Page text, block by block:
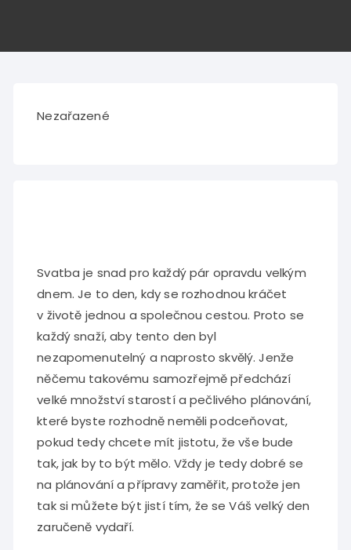
Nezařazené
Svatba je snad pro každý pár opravdu velkým
dnem. Je to den, kdy se rozhodnou kráčet
v životě jednou a společnou cestou. Proto se
každý snaží, aby tento den byl
nezapomenutelný a naprosto skvělý. Jenže
něčemu takovému samozřejmě předchází
velké množství starostí a pečlivého plánování,
které byste rozhodně neměli podceňovat,
pokud tedy chcete mít jistotu, že vše bude
tak, jak by to být mělo. Vždy je tedy dobré se
na plánování a přípravy zaměřit, protože jen
tak si můžete být jistí tím, že se Váš velký den
zaručeně vydaří.